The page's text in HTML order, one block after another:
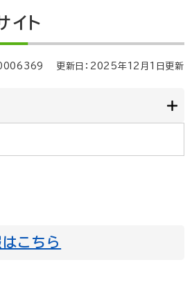
イト
0006369 更新日：2025年12月1日更新
こちら